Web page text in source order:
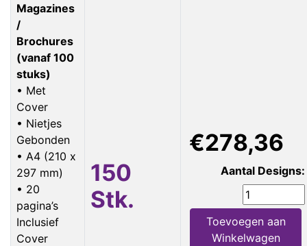
Magazines
/
Brochures
(vanaf 100
stuks)
• Met
Cover
• Nietjes
Gebonden
• A4 (210 x
297 mm)
• 20
pagina’s
Inclusief
Cover
150
Stk.
€278,36
Aantal Designs:
Toevoegen aan
Winkelwagen